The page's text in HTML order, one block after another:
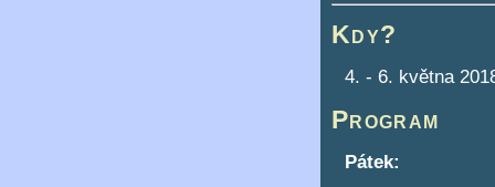
Kdy?
4. - 6. května
Program
Pátek: